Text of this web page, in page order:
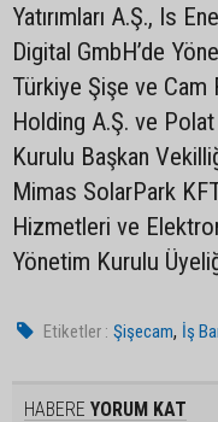
Yatırımları A.Ş., Is
Digital GmbH’de
Türkiye Şişe ve Cam
Holding A.Ş. ve Polat
Kurulu Başkan
Mimas SolarPark
Hizmetleri ve
Yönetim Kurulu
Etiketler : Şişecam, İş
HABERE YORUM KAT